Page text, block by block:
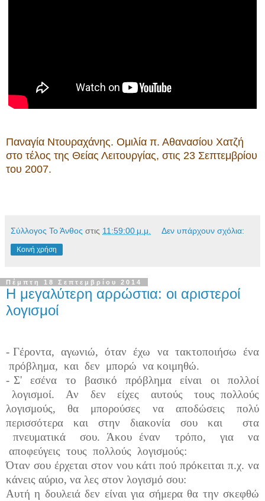
Παναγία Ντουραχάνης. Ομιλία π. Αθανασίου Χατζή
στο τέλος της Θείας Λειτουργίας, στις 23 Σεπτεμβρίου
του 2007.
Σύλλογος Το Άνθος στις 11:59:00 μ.μ. Δεν υπάρχουν σχόλια:
Κοινή χρήση
Πέμπτη 18 Σεπτεμβρίου 2014
Η μεγαλύτερη αρρώστια: οι αριστεροί
λογισμοί
- Γέροντα, αγωνιώ, όταν έχω να τακτοποιήσω ένα
πρόβλημα, και δεν μπορώ να κοιμηθώ.
- Σ' εσένα το βασικό πρόβλημα είναι οι πολλοί
λογισμοί. Αν δεν είχες αυτούς τους πολλούς
λογισμούς, θα μπορούσες να αποδώσεις πολύ
περισσότερα και στην διακονία σου και στα
πνευματικά σου. Άκου έναν τρόπο, για να
αποφεύγεις τους πολλούς λογισμούς:
Όταν σου έρχεται στον νου κάτι πού πρόκειται π.χ. να
κάνεις αύριο, να λες στον λογισμό σου:
Αυτή η δουλειά δεν είναι για σήμερα θα την σκεφθώ